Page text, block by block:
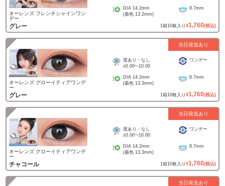
オーレンズ フレンチシャインワン
デー
グレー
DIA 14.2mm
(着色 13.2mm)
8.7mm
1箱10枚入り ¥1,760(税込)
当日発送あり
オーレンズ グローイティアワンデ
ー
グレー
度あり・なし
±0.00~-10.00
ワンデー
DIA 14.2mm
(着色 13.3mm)
8.7mm
1箱10枚入り ¥1,760(税込)
当日発送あり
オーレンズ グローイティアワンデ
ー
チャコール
度あり・なし
±0.00~-10.00
ワンデー
DIA 14.2mm
(着色 13.3mm)
8.7mm
1箱10枚入り ¥1,760(税込)
当日発送あり